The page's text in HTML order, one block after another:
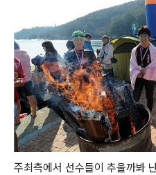
주최측에서 선수들이 추울까봐